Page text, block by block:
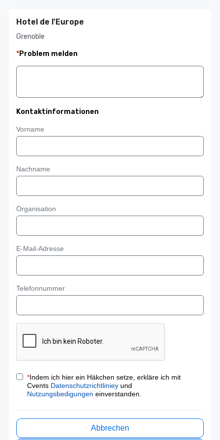
Hotel de l'Europe
Grenoble
*Problem melden
Kontaktinformationen
Vorname
Nachname
Organisation
E-Mail-Adresse
Telefonnummer
*Indem ich hier ein Häkchen setze, erkläre ich mit
Cvents Datenschutzrichtliniey und
Nutzungsbedigungen einverstanden.
Abbrechen